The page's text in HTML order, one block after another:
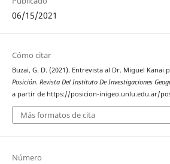
06/15/2021
Cómo citar
Buzai, G. D. (2021). Entrevista al Dr. Miguel Kanai
Posición. Revista Del Instituto De Investigaciones
a partir de https://posicion-inigeo.unlu.edu.ar/
Más formatos de cita
Número